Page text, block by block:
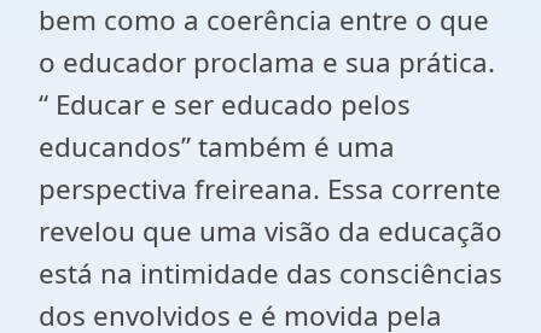
bem como a coerência entre o que
o educador proclama e sua prática.
“ Educar e ser educado pelos
educandos” também é uma
perspectiva freireana. Essa corrente
revelou que uma visão da educação
está na intimidade das consciências
dos envolvidos e é movida pela